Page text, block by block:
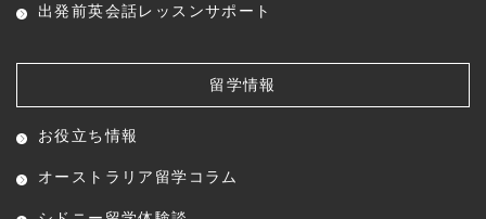
出発前英会話レッスンサポート
留学情報
お役立ち情報
オーストラリア留学コラム